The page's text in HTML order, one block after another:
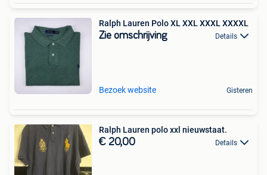
Ralph Lauren Polo XL XXL XXXL XXXXL
Zie omschrijving Details
Bezoek website Gisteren
Ralph Lauren polo xxl nieuwstaat.
€ 20,00 Details